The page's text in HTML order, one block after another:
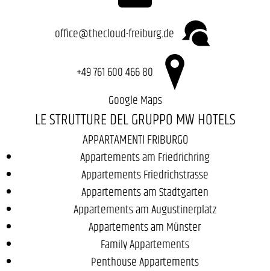
office@thecloud-freiburg.de
+49 761 600 466 80
Google Maps
LE STRUTTURE DEL GRUPPO MW HOTELS
APPARTAMENTI FRIBURGO
Appartements am Friedrichring
Appartements Friedrichstrasse
Appartements am Stadtgarten
Appartements am Augustinerplatz
Appartements am Münster
Family Appartements
Penthouse Appartements